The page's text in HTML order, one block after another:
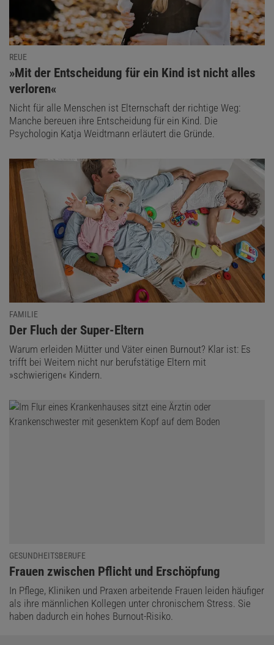
REUE
:
»Mit der Entscheidung für ein Kind ist nicht alles
verloren«
Nicht für alle Menschen ist Elternschaft der richtige Weg:
Manche bereuen ihre Entscheidung für ein Kind. Die
Psychologin Katja Weidtmann erläutert die Gründe.
FAMILIE
:
Der Fluch der Super-Eltern
Warum erleiden Mütter und Väter einen Burnout? Klar ist: Es
trifft bei Weitem nicht nur berufstätige Eltern mit
»schwierigen« Kindern.
GESUNDHEITSBERUFE
:Frauen zwischen Pflicht und Erschöpfung
In Pflege, Kliniken und Praxen arbeitende Frauen leiden häufiger
als ihre männlichen Kollegen unter chronischem Stress. Sie
haben dadurch ein hohes Burnout-Risiko.